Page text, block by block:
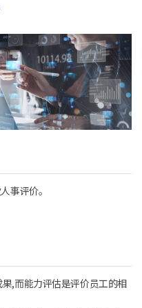
事评价。
,而能力评估是评价员工的相